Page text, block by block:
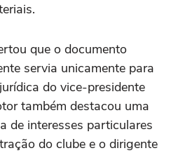
que o documento
servia unicamente para
do vice-presidente
também destacou uma
de interesses particulares
do clube e o dirigente